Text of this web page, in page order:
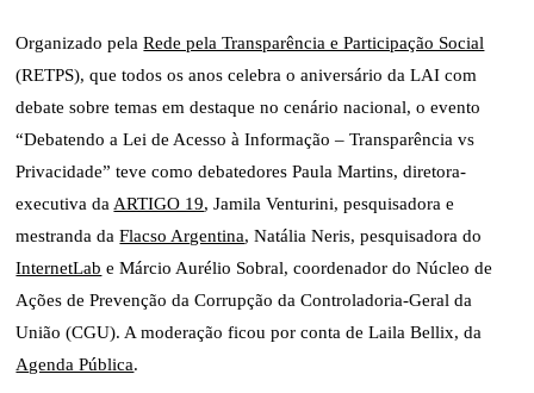
Organizado pelaRede pela Transparência e Participação Social
(RETPS), que todos os anos celebra o aniversário da LAI com
debate sobre temas em destaque no cenário nacional, o evento
“Debatendo a Lei de Acesso à Informação – Transparência vs
Privacidade” teve como debatedores Paula Martins, diretora-
executiva da ARTIGO 19, Jamila Venturini, pesquisadora e
mestranda daFlacso Argentina, Natália Neris, pesquisadora do
InternetLab e Márcio Aurélio Sobral, coordenador do Núcleo de
Ações de Prevenção da Corrupção da Controladoria-Geral da
União (CGU). A moderação ficou por conta de Laila Bellix, da
Agenda Pública.